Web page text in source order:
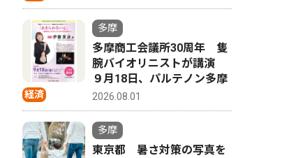
経済
多摩
多摩商工会議所30周年 隻
腕バイオリニストが講演
９月18日、パルテノン多摩
2026.08.01
多摩
東京都 暑さ対策の写真を